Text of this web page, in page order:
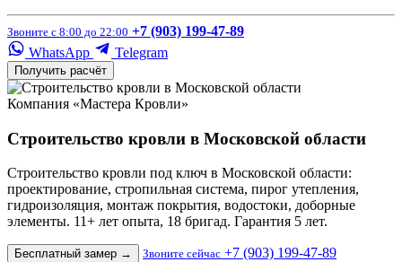
Звоните с 8:00 до 22:00 +7 (903) 199-47-89
WhatsApp
Telegram
Получить расчёт
Компания «Мастера Кровли»
Строительство кровли в Московской области
Строительство кровли под ключ в Московской области:
проектирование, стропильная система, пирог утепления,
гидроизоляция, монтаж покрытия, водостоки, доборные
элементы. 11+ лет опыта, 18 бригад. Гарантия 5 лет.
Бесплатный замер → Звоните сейчас +7 (903) 199-47-89